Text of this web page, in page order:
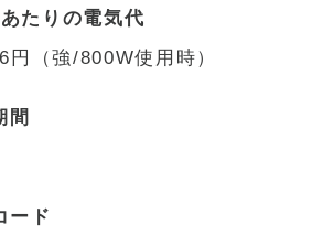
たりの電気代
円（強/800W使用時）
間
ード